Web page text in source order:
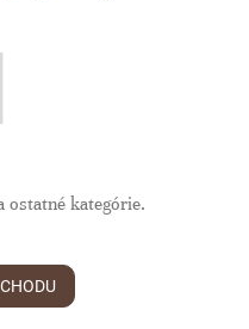
ostatné kategórie.